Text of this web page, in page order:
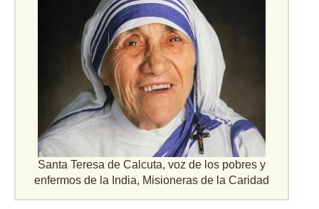
Santa Teresa de Calcuta, voz de los pobres y
enfermos de la India, Misioneras de la Caridad